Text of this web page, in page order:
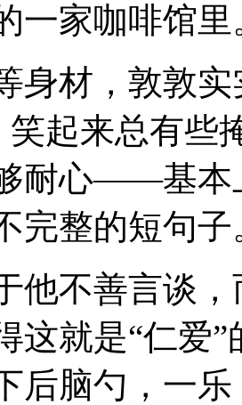
一家咖啡馆里
身材，敦敦
笑起来总有些
耐心——基本
完整的短句子
他不善言谈
就是“仁爱”
后脑勺，一